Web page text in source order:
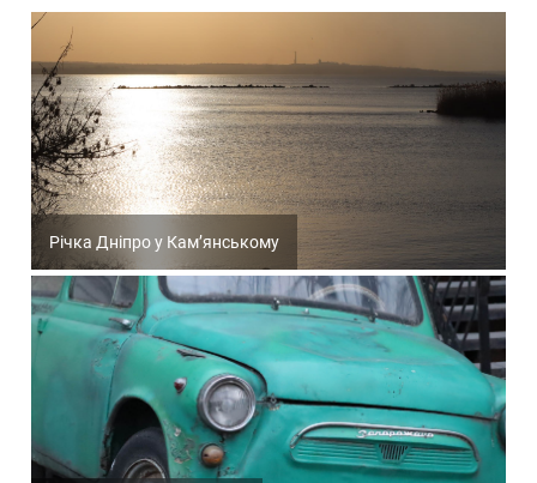
Річка Дніпро у Кам’янському